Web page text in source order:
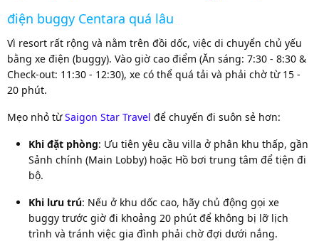
điện buggy Centara quá lâu
Vì resort rất rộng và nằm trên đồi dốc, việc di chuyển chủ yếu
bằng xe điện (buggy). Vào giờ cao điểm (Ăn sáng: 7:30 - 8:30 &
Check-out: 11:30 - 12:30), xe có thể quá tải và phải chờ từ 15 -
20 phút.
Mẹo nhỏ từSaigon Star Travel để chuyến đi suôn sẻ hơn:
Khi đặt phòng: Ưu tiên yêu cầu villa ở phân khu thấp, gần
Sảnh chính (Main Lobby) hoặc Hồ bơi trung tâm để tiện đi
bộ.
Khi lưu trú: Nếu ở khu dốc cao, hãy chủ động gọi xe
buggy trước giờ đi khoảng 20 phút để không bị lỡ lịch
trình và tránh việc gia đình phải chờ đợi dưới nắng.